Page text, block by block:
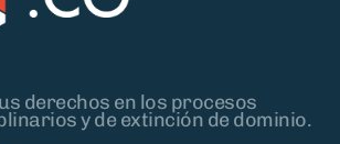
derechos en los procesos
y de extinción de dominio.